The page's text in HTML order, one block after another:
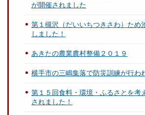
が開催されました
第１槻沢（だいいちつきさわ）ため
しました！
あきたの農業農村整備２０１９
横手市の三嶋集落で防災訓練が行わ
第１５回食料・環境・ふるさとを考
されました！